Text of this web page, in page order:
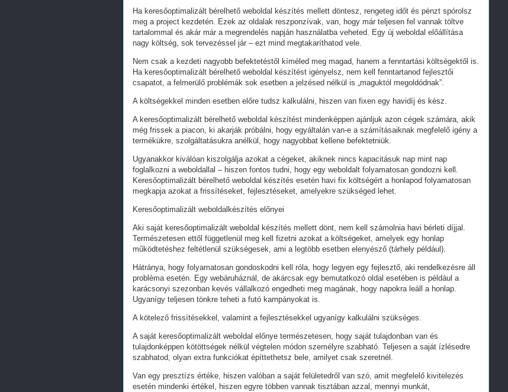
Ha keresőoptimalizált bérelhető weboldal készítés mellett döntesz, rengeteg időt és pénzt spórolsz
meg a project kezdetén. Ezek az oldalak reszponzívak, van, hogy már teljesen fel vannak töltve
tartalommal és akár már a megrendelés napján használatba veheted. Egy új weboldal előállítása
nagy költség, sok tervezéssel jár – ezt mind megtakaríthatod vele.
Nem csak a kezdeti nagyobb befektetéstől kíméled meg magad, hanem a fenntartási költségektől is.
Ha keresőoptimalizált bérelhető weboldal készítést igényelsz, nem kell fenntartanod fejlesztői
csapatot, a felmerülő problémák sok esetben a jelzésed nélkül is „maguktól megoldódnak”.
A költségekkel minden esetben előre tudsz kalkulálni, hiszen van fixen egy havidíj és kész.
A keresőoptimalizált bérelhető weboldal készítést mindenképpen ajánljuk azon cégek számára, akik
még frissek a piacon, ki akarják próbálni, hogy egyáltalán van-e a számításaiknak megfelelő igény a
termékükre, szolgáltatásukra anélkül, hogy nagyobbat kellene befektetniük.
Ugyanakkor kiválóan kiszolgálja azokat a cégeket, akiknek nincs kapacitásuk nap mint nap
foglalkozni a weboldallal – hiszen fontos tudni, hogy egy weboldalt folyamatosan gondozni kell.
Keresőoptimalizált bérelhető weboldal készítés esetén havi fix költségért a honlapod folyamatosan
megkapja azokat a frissítéseket, fejlesztéseket, amelyekre szükséged lehet.
Keresőoptimalizált weboldalkészítés előnyei
Aki saját keresőoptimalizált weboldal készítés mellett dönt, nem kell számolnia havi bérleti díjjal.
Természetesen ettől függetlenül meg kell fizetni azokat a költségeket, amelyek egy honlap
működtetéshez feltétlenül szükségesek, ami a legtöbb esetben elenyésző (tárhely például).
Hátránya, hogy folyamatosan gondoskodni kell róla, hogy legyen egy fejlesztő, aki rendelkezésre áll
probléma esetén. Egy webáruháznál, de akárcsak egy bemutatkozó oldal esetében is például a
karácsonyi szezonban kevés vállalkozó engedheti meg magának, hogy napokra leáll a honlap.
Ugyanígy teljesen tönkre teheti a futó kampányokat is.
A kötelező frissítésekkel, valamint a fejlesztésekkel ugyanígy kalkulálni szükséges.
A saját keresőoptimalizált weboldal előnye természetesen, hogy saját tulajdonban van és
tulajdonképpen kötöttségek nélkül végtelen módon személyre szabható. Teljesen a saját ízlésedre
szabhatod, olyan extra funkciókat építtethetsz bele, amilyet csak szeretnél.
Van egy presztízs értéke, hiszen valóban a saját felületedről van szó, amit megfelelő kivitelezés
esetén mindenki értékel, hiszen egyre többen vannak tisztában azzal, mennyi munkát,